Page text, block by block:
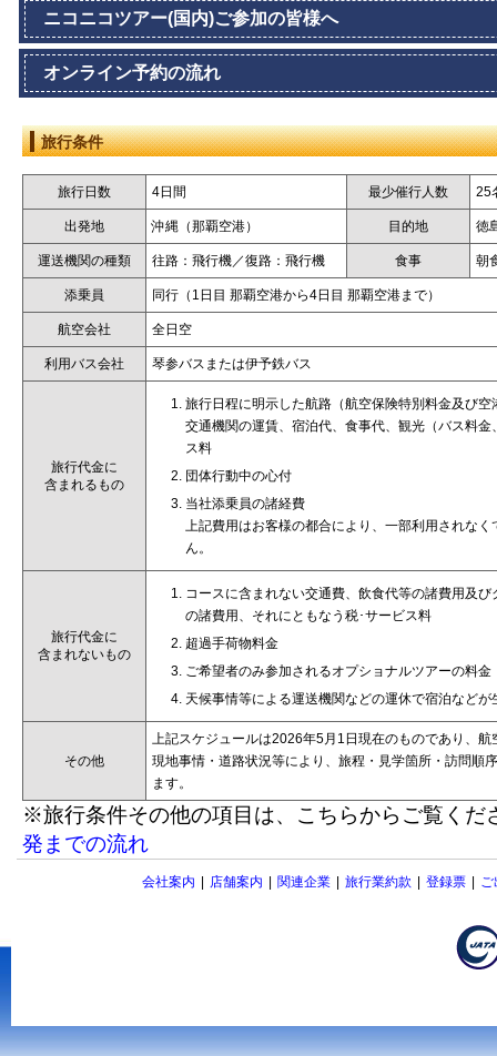
ニコニコツアー(国内)ご参加の皆様へ
オンライン予約の流れ
旅行条件
旅行日数 4日間 最少催行人数 25
出発地 沖縄（那覇空港） 目的地 徳
運送機関の種類 往路：飛行機／復路：飛行機 食事 朝
添乗員 同行（1日目 那覇空港から4日目 那覇空港まで）
航空会社 全日空
利用バス会社 琴参バスまたは伊予鉄バス
旅行代金に
含まれるもの
旅行日程に明示した航路（航空保険特別料金及び
交通機関の運賃、宿泊代、食事代、観光（バス料
ス料
団体行動中の心付
当社添乗員の諸経費
上記費用はお客様の都合により、一部利用されな
ん。
旅行代金に
含まれないもの
コースに含まれない交通費、飲食代等の諸費用及
の諸費用、それにともなう税･サービス料
超過手荷物料金
ご希望者のみ参加されるオプショナルツアーの料金
天候事情等による運送機関などの運休で宿泊など
その他
上記スケジュールは2026年5月1日現在のものであり、
現地事情・道路状況等により、旅程・見学箇所・訪問順
ます。
※旅行条件その他の項目は、こちらからご覧くだ
発までの流れ
会社案内 店舗案内 関連企業 旅行業約款 登録票 ご